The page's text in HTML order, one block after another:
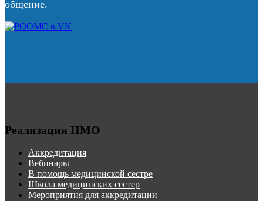
общение.
Реализация НМО
Аккредитация
Вебинары
В помощь медицинской сестре
Школа медицинских сестер
Мероприятия для аккредитации